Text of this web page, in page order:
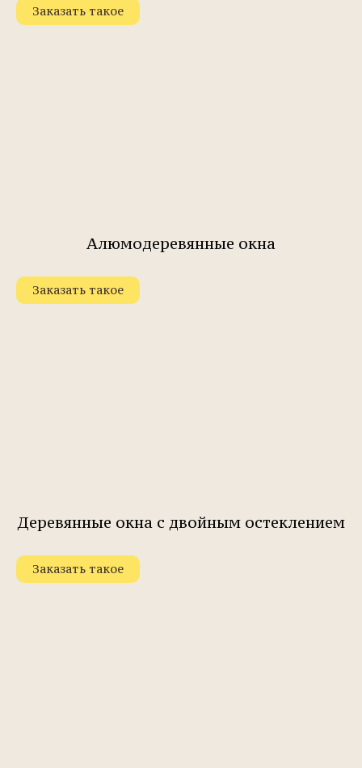
Заказать такое
Алюмодеревянные окна
Заказать такое
Деревянные окна с двойным остеклением
Заказать такое